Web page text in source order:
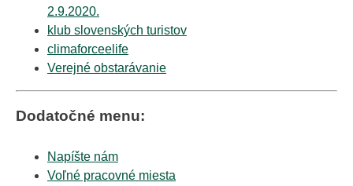
2.9.2020.
klub slovenských turistov
climaforceelife
Verejné obstarávanie
Dodatočné menu:
Napíšte nám
Voľné pracovné miesta